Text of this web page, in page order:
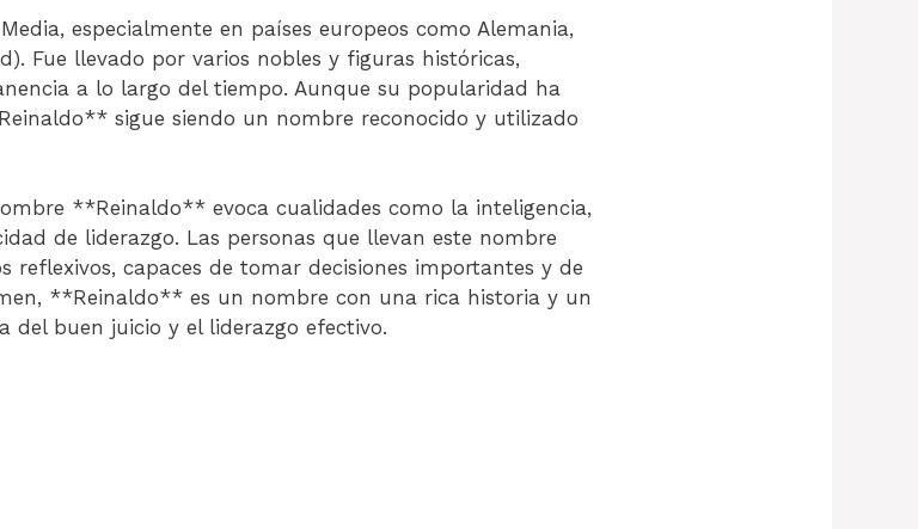
especialmente en países europeos como Alemania,
Fue llevado por varios nobles y figuras históricas,
a lo largo del tiempo. Aunque su popularidad ha
sigue siendo un nombre reconocido y utilizado
**Reinaldo** evoca cualidades como la inteligencia,
de liderazgo. Las personas que llevan este nombre
reflexivos, capaces de tomar decisiones importantes y de
**Reinaldo** es un nombre con una rica historia y un
del buen juicio y el liderazgo efectivo.